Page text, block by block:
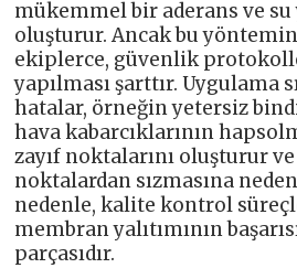
mükemmel bir aderans ve su
oluşturur. Ancak bu
ekiplerce, güvenlik
yapılması şarttır. Uygulama
hatalar, örneğin yetersiz
hava kabarcıklarının
zayıf noktalarını oluşturur
noktalardan sızmasına
nedenle, kalite kontrol
membran yalıtımının
parçasıdır.